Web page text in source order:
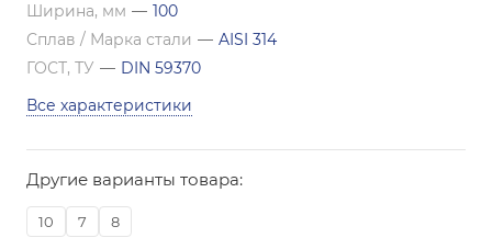
Ширина, мм — 100
Сплав / Марка стали — AISI 314
ГОСТ, ТУ — DIN 59370
Все характеристики
Другие варианты товара:
10 7 8